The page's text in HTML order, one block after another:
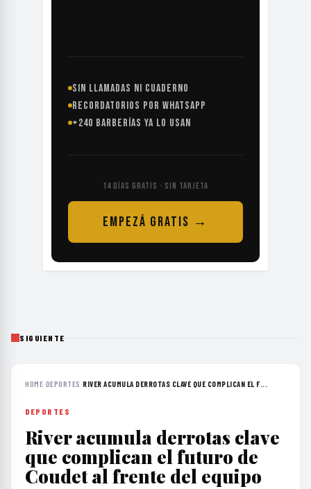
SIN LLAMADAS NI CUADERNO
RECORDATORIOS POR WHATSAPP
+240 BARBERÍAS YA LO USAN
14 DÍAS GRATIS · SIN TARJETA
EMPEZÁ GRATIS →
SIGUIENTE
HOME›DEPORTES ›RIVER ACUMULA DERROTAS CLAVE QUE COMPLICAN EL F...
DEPORTES
River acumula derrotas clave
que complican el futuro de
Coudet al frente del equipo